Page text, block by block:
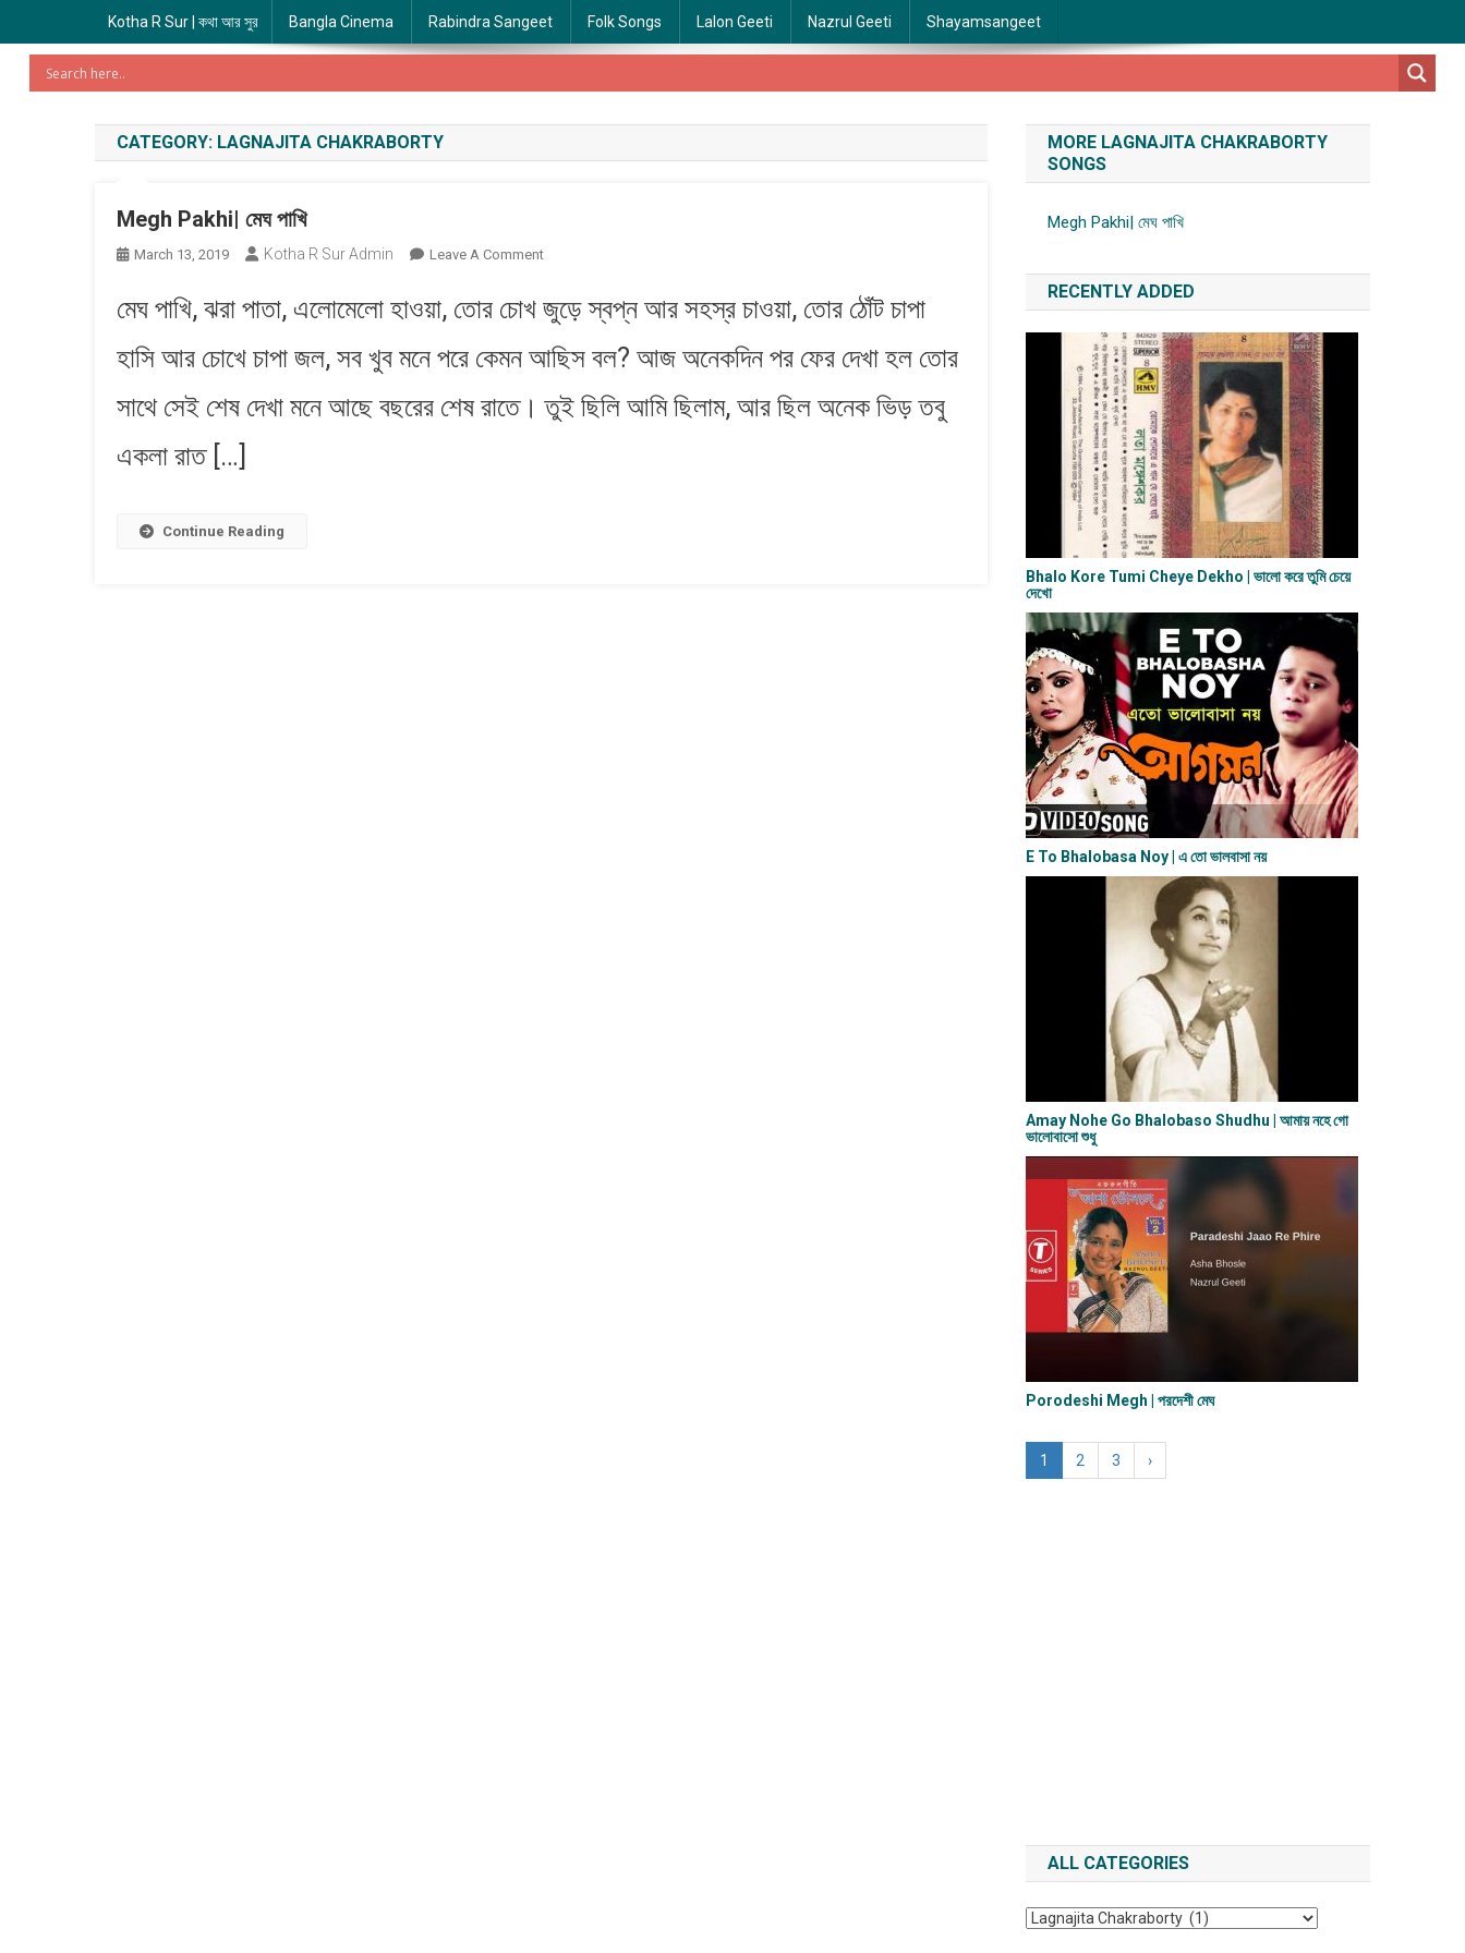
Kotha R Sur | কথা আর সুর Bangla Cinema Rabindra Sangeet Folk Songs Lalon Geeti Nazrul Geeti Shayamsangeet
CATEGORY: LAGNAJITA CHAKRABORTY
Megh Pakhi| মেঘ পাখি
March 13, 2019 Kotha R Sur Admin Leave A CommentOn
Pakhi|
মেঘ
পাখি
মেঘ পাখি, ঝরা পাতা, এলোমেলো হাওয়া, তোর চোখ জুড়ে স্বপ্ন আর সহস্র চাওয়া, তোর ঠোঁট চাপা
হাসি আর চোখে চাপা জল, সব খুব মনে পরে কেমন আছিস বল? আজ অনেকদিন পর ফের দেখা হল তোর
সাথে সেই শেষ দেখা মনে আছে বছরের শেষ রাতে। তুই ছিলি আমি ছিলাম, আর ছিল অনেক ভিড় তবু
একলা রাত […]
Continue Reading
MORE LAGNAJITA CHAKRABORTY
SONGS
Megh Pakhi| মেঘ পাখি
RECENTLY ADDED
Bhalo Kore Tumi Cheye Dekho | ভালো করে তুমি চেয়ে
দেখো
E To Bhalobasa Noy | এ তো ভালবাসা ন​য়
Amay Nohe Go Bhalobaso Shudhu | আমায় নহে গো
ভালোবাসো শুধু
Porodeshi Megh | পরদেশী মেঘ
1 2 3 ›
ALL CATEGORIES
All